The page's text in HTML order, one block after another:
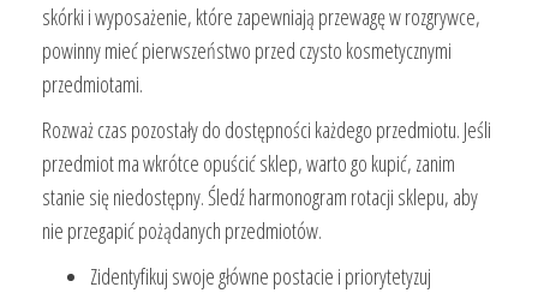
skórki i wyposażenie, które zapewniają przewagę w rozgrywce,
powinny mieć pierwszeństwo przed czysto kosmetycznymi
przedmiotami.
Rozważ czas pozostały do dostępności każdego przedmiotu. Jeśli
przedmiot ma wkrótce opuścić sklep, warto go kupić, zanim
stanie się niedostępny. Śledź harmonogram rotacji sklepu, aby
nie przegapić pożądanych przedmiotów.
Zidentyfikuj swoje główne postacie i priorytetyzuj